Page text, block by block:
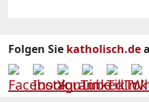
Folgen Sie katholisch.de